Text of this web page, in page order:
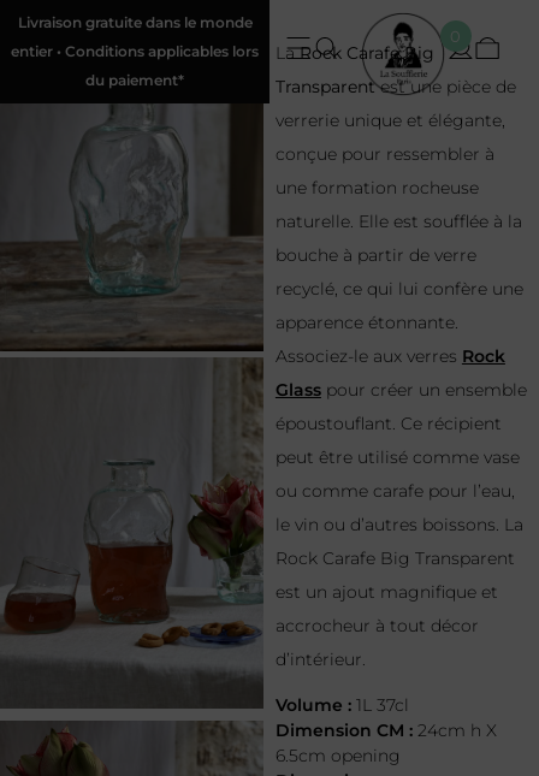
Livraison gratuite dans le monde
entier • Conditions applicables lors
du paiement*
0
LaRock Carafe Big
Transparentest une pièce de
verrerie unique et élégante,
conçue pour ressembler à
une formation rocheuse
naturelle. Elle est soufflée à la
bouche à partir de verre
recyclé, ce qui lui confère une
apparence étonnante.
Associez-le aux verres Rock
Glasspour créer un ensemble
époustouflant. Ce récipient
peut être utilisé comme vase
ou comme carafe pour l’eau,
le vin ou d’autres boissons. La
Rock Carafe Big Transparent
est un ajout magnifique et
accrocheur à tout décor
d’intérieur.
Volume : 1L 37cl
Dimension CM : 24cm h X
6.5cm opening